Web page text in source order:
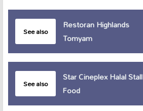
See also
Restoran Highlands
Tomyam
See also
Star Cineplex Halal Stall
Food